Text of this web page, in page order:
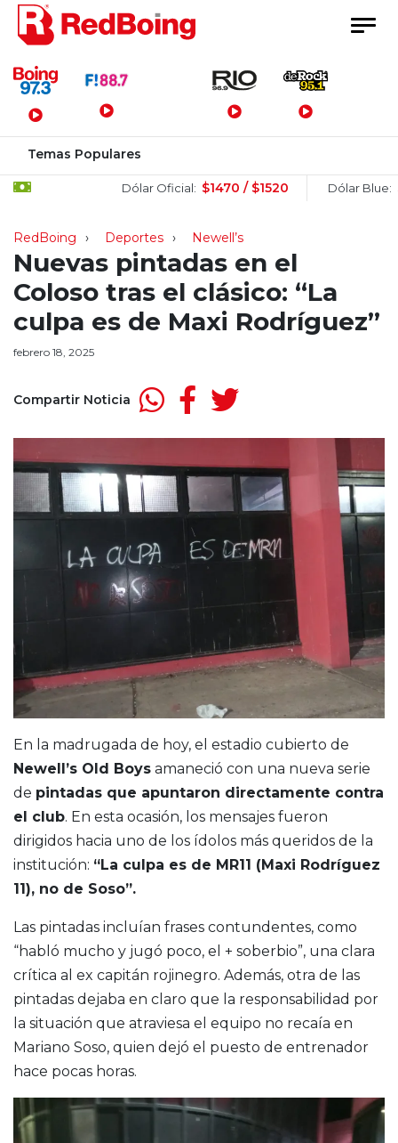
Menú Principal
Temas Populares
Dólar Oficial: $1470 / $1520 Dólar Blue:
RedBoing Deportes Newell’s
Nuevas pintadas en el
Coloso tras el clásico: “La
culpa es de Maxi Rodríguez”
febrero 18, 2025
Compartir Noticia
En la madrugada de hoy, el estadio cubierto de
Newell’s Old Boys amaneció con una nueva serie
de pintadas que apuntaron directamente contra
el club. En esta ocasión, los mensajes fueron
dirigidos hacia uno de los ídolos más queridos de la
institución: “La culpa es de MR11 (Maxi Rodríguez
11), no de Soso”.
Las pintadas incluían frases contundentes, como
“habló mucho y jugó poco, el + soberbio”, una clara
crítica al ex capitán rojinegro. Además, otra de las
pintadas dejaba en claro que la responsabilidad por
la situación que atraviesa el equipo no recaía en
Mariano Soso, quien dejó el puesto de entrenador
hace pocas horas.